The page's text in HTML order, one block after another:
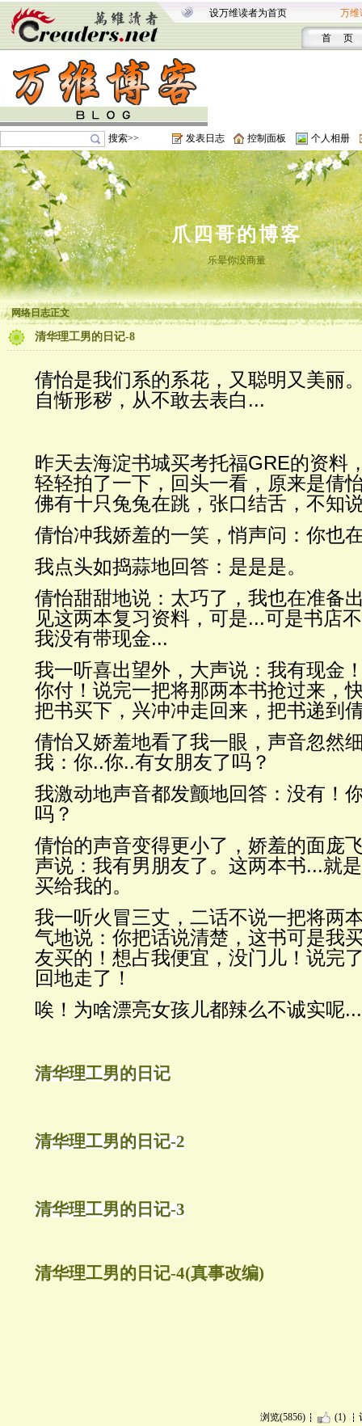
设万维读者为首页 万维
首 页
搜索>> 发表日志 控制面板 个人相册
爪四哥的博客
乐晕你没商量
网络日志正文
清华理工男的日记-8
倩怡是我们系的系花，又聪明又美丽
自惭形秽，从不敢去表白...
昨天去海淀书城买考托福GRE的资料
轻轻拍了一下，回头一看，原来是倩
佛有十只兔兔在跳，张口结舌，不知
倩怡冲我娇羞的一笑，悄声问：你也
我点头如捣蒜地回答：是是是。
倩怡甜甜地说：太巧了，我也在准备
见这两本复习资料，可是...可是书店
我没有带现金...
我一听喜出望外，大声说：我有现金
你付！说完一把将那两本书抢过来，
把书买下，兴冲冲走回来，把书递到
倩怡又娇羞地看了我一眼，声音忽然
我：你..你..有女朋友了吗？
我激动地声音都发颤地回答：没有！
吗？
倩怡的声音变得更小了，娇羞的面庞
声说：我有男朋友了。这两本书...就
买给我的。
我一听火冒三丈，二话不说一把将两
气地说：你把话说清楚，这书可是我
友买的！想占我便宜，没门儿！说完
回地走了！
唉！为啥漂亮女孩儿都辣么不诚实呢...
清华理工男的日记
清华理工男的日记-2
清华理工男的日记-3
清华理工男的日记-4(真事改编)
浏览(5856) (1)